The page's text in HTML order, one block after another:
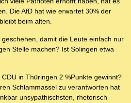
Die AfD hat wie erwartet 30% der
beim alten.
damit die Leute einfach nur
Stelle machen? Ist Solingen etwa
in Thüringen 2 %Punkte gewinnt?
Schlammassel zu verantworten hat
unsypathischsten, rhetorisch